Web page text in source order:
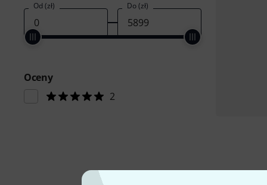
Od (zł) Do (zł)
Oceny
2